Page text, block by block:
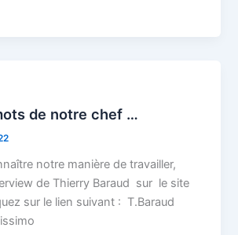
de notre chef …
notre manière de travailler,
de Thierry Baraud sur le site
sur le lien suivant : T.Baraud